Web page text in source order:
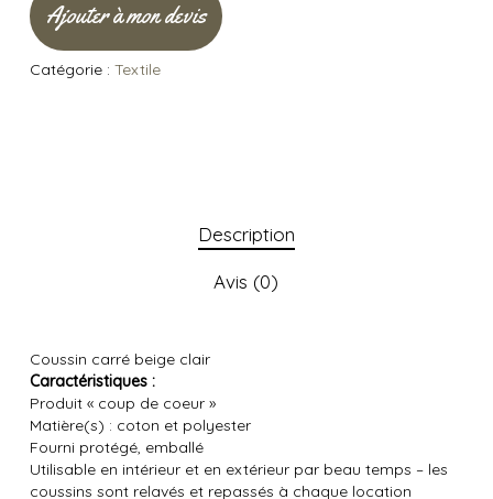
Ajouter à mon devis
Catégorie : Textile
Description
Avis (0)
Coussin carré beige clair
Caractéristiques :
Produit « coup de coeur »
Matière(s) : coton et polyester
Fourni protégé, emballé
Utilisable en intérieur et en extérieur par beau temps – les
coussins sont relavés et repassés à chaque location